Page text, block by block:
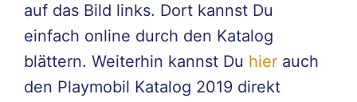
auf das Bild links. Dort kannst Du
einfach online durch den Katalog
blättern. Weiterhin kannst Du hier auch
den Playmobil Katalog 2019 direkt